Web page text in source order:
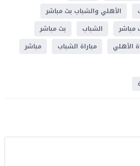
الأهلي والشباب بث مباشر
مباشر
الشباب
بث مباشر
الأهلي مباراة الشباب
مباشر